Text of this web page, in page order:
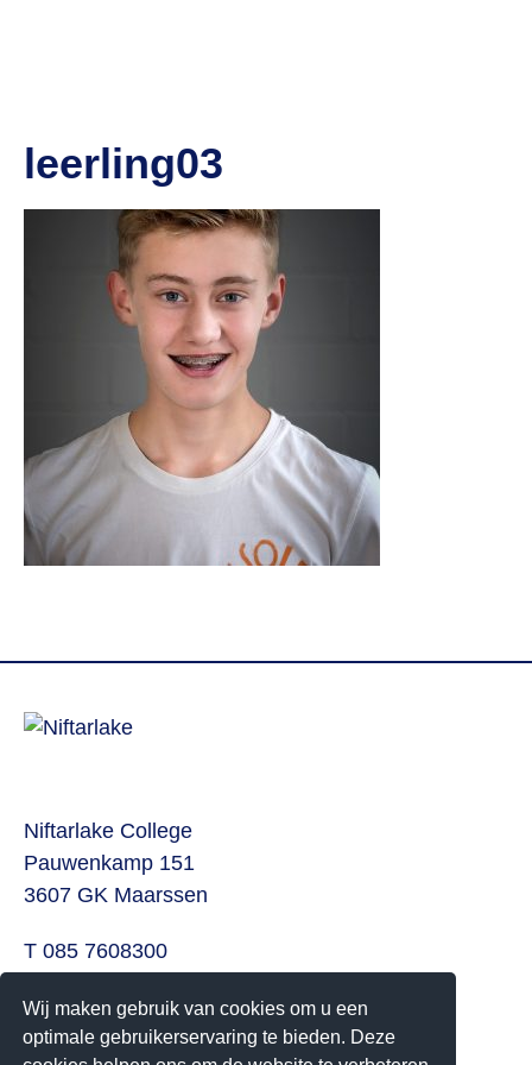
Wij maken gebruik van cookies om u een
optimale gebruikerservaring te bieden. Deze
leerling03
Niftarlake College
Pauwenkamp 151
3607 GK Maarssen
T 085 7608300
Volg ons ook op: